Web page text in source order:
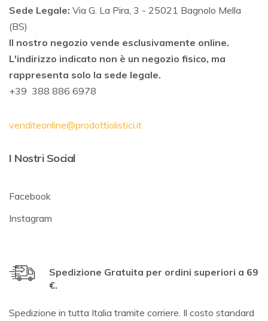
Sede Legale: Via G. La Pira, 3 - 25021 Bagnolo Mella
(BS)
Il nostro negozio vende esclusivamente online.
L'indirizzo indicato non è un negozio fisico, ma
rappresenta solo la sede legale.
+39 388 886 6978
venditeonline@prodottiolistici.it
I Nostri Social
Facebook
Instagram
Spedizione Gratuita per ordini superiori a 69
€.
Spedizione in tutta Italia tramite corriere. Il costo standard